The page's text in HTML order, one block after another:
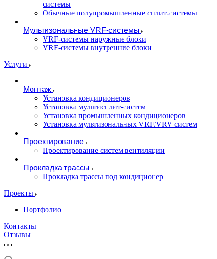
системы
Обычные полупромышленные сплит-системы
Мультизональные VRF-системы
VRF-системы наружные блоки
VRF-системы внутренние блоки
Услуги
Монтаж
Установка кондиционеров
Установка мультисплит-систем
Установка промышленных кондиционеров
Установка мультизональных VRF/VRV систем
Проектирование
Проектирование систем вентиляции
Прокладка трассы
Прокладка трассы под кондиционер
Проекты
Портфолио
Контакты
Отзывы